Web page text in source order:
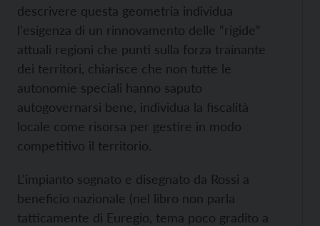
descrivere questa geometria individua
l'esigenza di un rinnovamento delle “rigide”
attuali regioni che punti sulla forza trainante
dei territori, chiarisce che non tutte le
autonomie speciali hanno saputo
autogovernarsi bene, individua la fiscalità
locale come risorsa per gestire in modo
competitivo il territorio.
L'impianto sognato e disegnato da Rossi a
beneficio nazionale (nel libro non parla
tatticamente di Euregio, tema poco gradito a